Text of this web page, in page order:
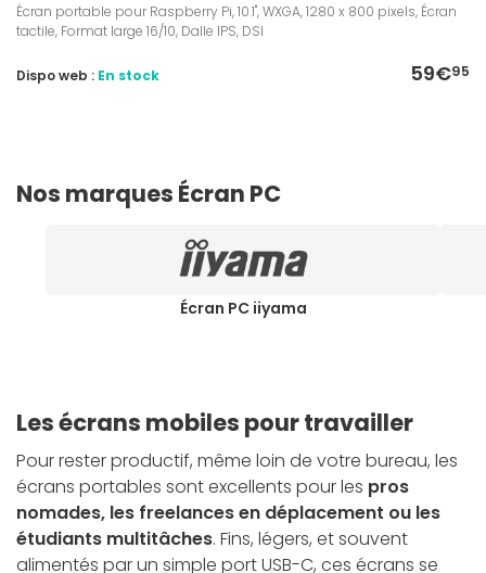
Écran portable pour Raspberry Pi, 10.1", WXGA, 1280 x 800 pixels, Écran
tactile, Format large 16/10, Dalle IPS, DSI
59€95
Dispo web : En stock
Nos marques Écran PC
Écran PC iiyama
Les écrans mobiles pour travailler
Pour rester productif, même loin de votre bureau, les
écrans portables sont excellents pour les pros
nomades, les freelances en déplacement ou les
étudiants multitâches. Fins, légers, et souvent
alimentés par un simple port USB-C, ces écrans se